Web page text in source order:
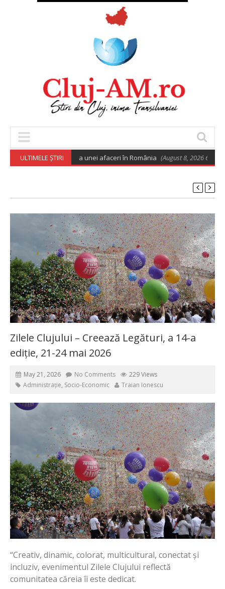
ULTIMELE ȘTIRI
pentru deschiderea unei afaceri în România (August 8, 2026 6:02 am)
Zilele Clujului – Creează Legături, a 14-a
ediție, 21-24 mai 2026
May 21, 2026 No Comments
229 Views
Administrație, Socio-Economic Traian Ionescu
“Creativ, dinamic, colorat, multicultural, conectat și
incluziv, evenimentul Zilele Clujului reflectă
comunitatea căreia îi este dedicat.